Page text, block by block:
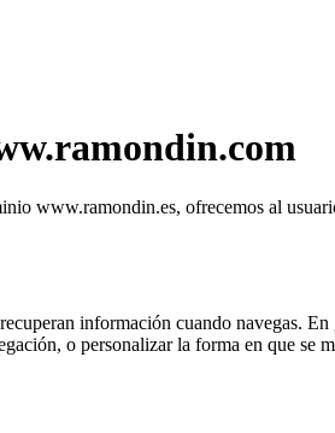
www.ramondin.es, ofrecemos al
información cuando navegas.
o personalizar la forma en que se